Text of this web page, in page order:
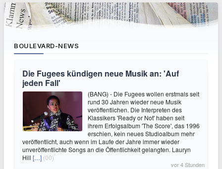
BOULEVARD-NEWS
Die Fugees kündigen neue Musik an: 'Auf
jeden Fall'
(BANG) - Die Fugees wollen erstmals seit
rund 30 Jahren wieder neue Musik
veröffentlichen. Die Interpreten des
Klassikers 'Ready or Not' haben seit
ihrem Erfolgsalbum 'The Score', das 1996
erschien, kein neues Studioalbum mehr
veröffentlicht, auch wenn im Laufe der Jahre immer wieder
unveröffentlichte Songs an die Öffentlichkeit gelangten. Lauryn
Hill […] (00)
vor 4 Stunden